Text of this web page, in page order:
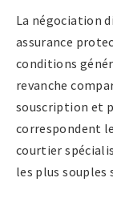
La négociation
assurance
conditions
revanche
souscription et
correspondent
courtier
les plus souples